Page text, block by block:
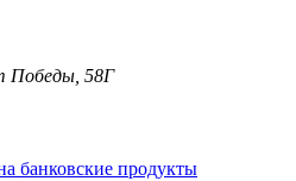
Победы, 58Г
банковские продукты